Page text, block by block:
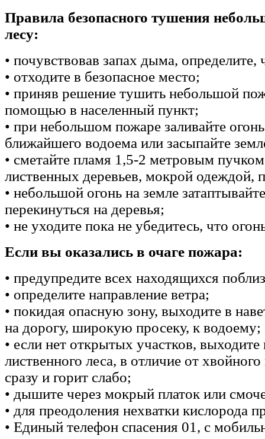
Правила безопасного тушения
лесу:
• почувствовав запах дыма, определите,
• отходите в безопасное место;
• приняв решение тушить небольшой
помощью в населенный пункт;
• при небольшом пожаре заливайте
ближайшего водоема или засыпайте
• сметайте пламя 1,5-2 метровым пучком
лиственных деревьев, мокрой одеждой,
• небольшой огонь на земле
перекинуться на деревья;
• не уходите пока не убедитесь, что
Если вы оказались в очаге пожара:
• предупредите всех находящихся
• определите направление ветра;
• покидая опасную зону, выходите в
на дорогу, широкую просеку, к водоему;
• если нет открытых участков, выходите
лиственного леса, в отличие от хвойного
сразу и горит слабо;
• дышите через мокрый платок или
• для преодоления нехватки кислорода
• Единый телефон спасения 01, с